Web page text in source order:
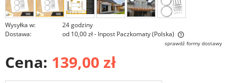
Wysyłka w:
24 godziny
Dostawa:
od 10,00 zł- Inpost Paczkomaty(Polska)
Cena nie zawiera ewentualnych kosztów płatnościsprawdź formy dostawy
Cena: 139,00 zł